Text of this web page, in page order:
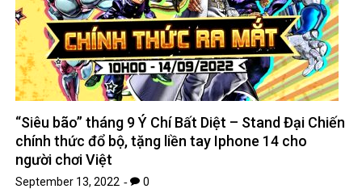
“Siêu bão” tháng 9 Ý Chí Bất Diệt – Stand Đại Chiến
chính thức đổ bộ, tặng liền tay Iphone 14 cho
người chơi Việt
September 13, 2022 0